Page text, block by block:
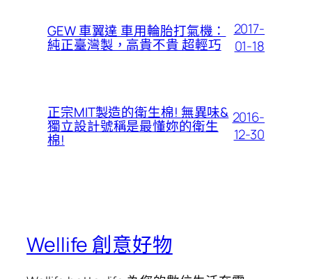
GEW 車翼達 車用輪胎打氣機：
純正臺灣製，高貴不貴 超輕巧
2017-
01-18
正宗MIT製造的衛生棉! 無異味&
獨立設計號稱是最懂妳的衛生
棉!
2016-
12-30
Wellife 創意好物